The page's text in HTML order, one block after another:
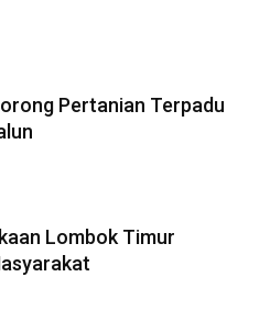
Pertanian Terpadu
Lombok Timur